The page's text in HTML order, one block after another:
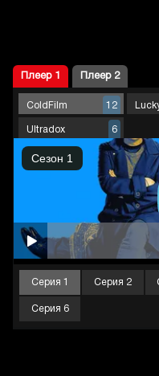
Плеер 1 Плеер 2
ColdFilm 12
Ultradox 6
Серия 1 Серия 2
Серия 6